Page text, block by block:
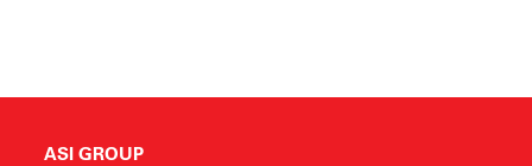
ASI GROUP